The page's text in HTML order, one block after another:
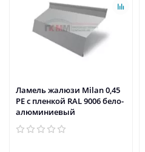
Ламель жалюзи Milan 0,45
PE с пленкой RAL 9006 бело-
алюминиевый